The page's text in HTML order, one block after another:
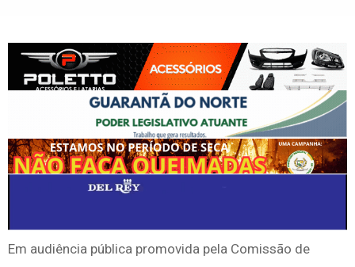
Em audiência pública promovida pela Comissão de